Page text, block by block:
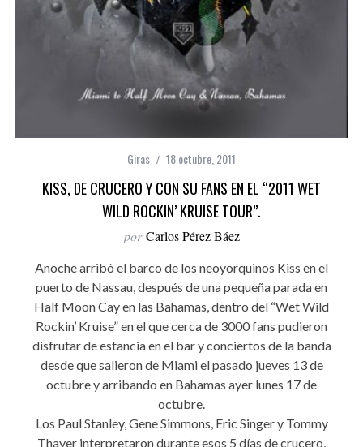
Giras 18 octubre, 2011
KISS, DE CRUCERO Y CON SU FANS EN EL “2011 WET
WILD ROCKIN’ KRUISE TOUR”.
por Carlos Pérez Báez
Anoche arribó el barco de los neoyorquinos Kiss en el
puerto de Nassau, después de una pequeña parada en
Half Moon Cay en las Bahamas, dentro del “Wet Wild
Rockin’ Kruise” en el que cerca de 3000 fans pudieron
disfrutar de estancia en el bar y conciertos de la banda
desde que salieron de Miami el pasado jueves 13 de
octubre y arribando en Bahamas ayer lunes 17 de
octubre.
Los Paul Stanley, Gene Simmons, Eric Singer y Tommy
Thayer interpretaron durante esos 5 días de crucero,